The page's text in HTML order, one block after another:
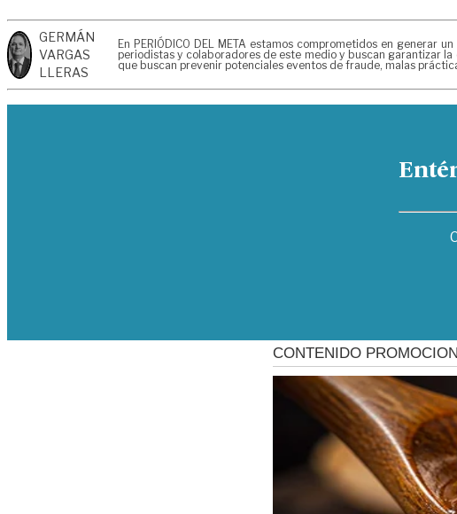
GERMÁN
VARGAS
LLERAS
En PERIÓDICO DEL META estamos comprometidos en
periodistas y colaboradores de este medio y buscan garantizar
que buscan prevenir potenciales eventos de fraude, malas